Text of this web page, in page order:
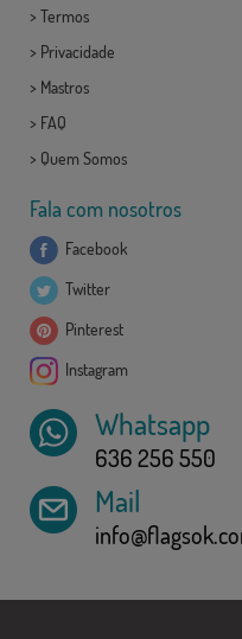
> Termos
> Privacidade
> Mastros
> FAQ
> Quem Somos
Fala com nosotros
Facebook
Twitter
Pinterest
Instagram
Whatsapp
636 256 550
Mail